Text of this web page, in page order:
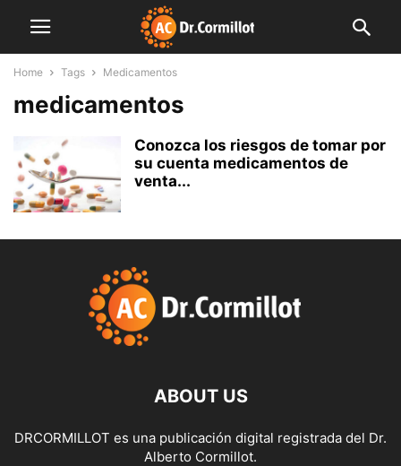
Home Tags Medicamentos
medicamentos
Conozca los riesgos de tomar por
su cuenta medicamentos de
venta...
ABOUT US
DRCORMILLOT es una publicación digital registrada del Dr.
Alberto Cormillot.